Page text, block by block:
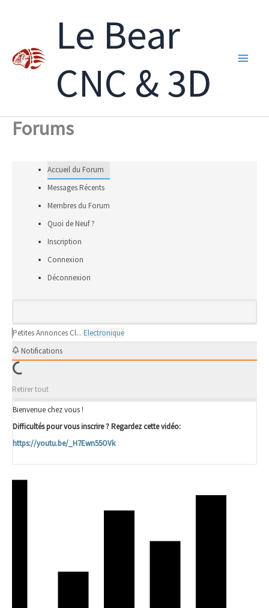
Le Bear
CNC & 3D
Forums
Accueil du Forum
Messages Récents
Membres du Forum
Quoi de Neuf ?
Inscription
Connexion
Déconnexion
Petites Annonces Cl... Electronique
Notifications
Retirer tout
Bienvenue chez vous !
Difficultés pour vous inscrire ? Regardez cette vidéo:
https://youtu.be/_H7Ewn55OVk